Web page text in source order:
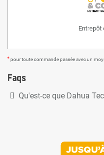
Entrepôt
*pour toute commande passée avec un
Faqs
Qu'est-ce que Dahua